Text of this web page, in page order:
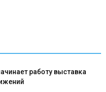
работу выставка